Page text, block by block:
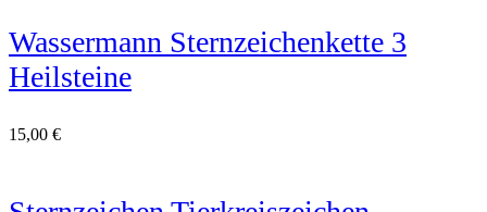
Wassermann Sternzeichenkette 3
Heilsteine
15,00 €